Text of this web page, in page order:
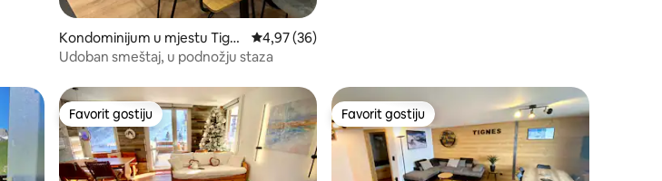
Kondominijum u mjestu Tign
es
prosječna ocjena 4,97 od 5, recenzija: 36
4,97 (36)
Udoban smeštaj, u podnožju staza
Favorit gostiju
Favorit gostiju Favorit gostiju
Favorit gostiju